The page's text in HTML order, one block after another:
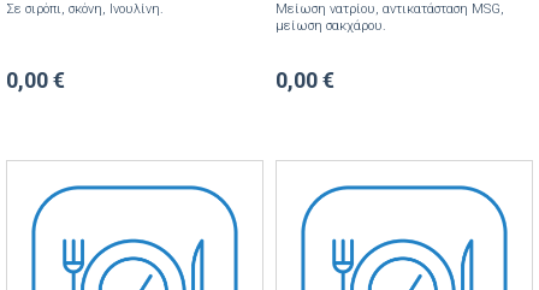
Σε σιρόπι, σκόνη, Ινουλίνη.
0,00 €
Μείωση νατρίου, αντικατάσταση MSG,
μείωση σακχάρου.
0,00 €